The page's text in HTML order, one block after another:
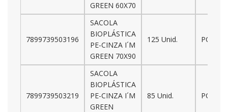
GREEN 60X70
7899739503196
SACOLA
BIOPLÁSTICA
PE-CINZA I´M
GREEN 70X90
125 Unid. PCT.
7899739503219
SACOLA
BIOPLÁSTICA
PE-CINZA I´M
GREEN
85 Unid. PCT.